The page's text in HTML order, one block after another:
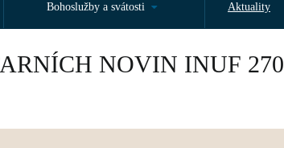
Bohoslužby a svátosti Aktuality
NOVIN INUF 270